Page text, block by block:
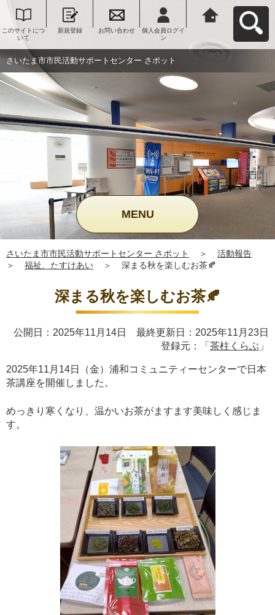
このサイトにつ
いて
新規登録 お問い合わせ
個人会員ログイ
ン
ンター さポット
へ戻る
さいたま市市民活動サポートセンター さポット
MENU
さいたま市市民活動サポートセンター さポット ＞
活動報告
＞
福祉、たすけあい ＞ 深まる秋を楽しむお茶🍂
深まる秋を楽しむお茶🍂
公開日：2025年11月14日 最終更新日：2025年11月23日
登録元：「 茶柱くらぶ 」
2025年11月14日（金）浦和コミュニティーセンターで日本
茶講座を開催しました。
めっきり寒くなり、温かいお茶がますます美味しく感じま
す。